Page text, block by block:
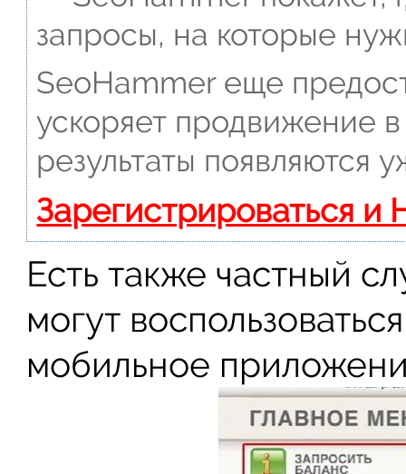
запросы, на которые
SeoHammer еще
ускоряет продвижение
результаты появляются
Зарегистрироваться и
Есть также частный
могут
мобильное